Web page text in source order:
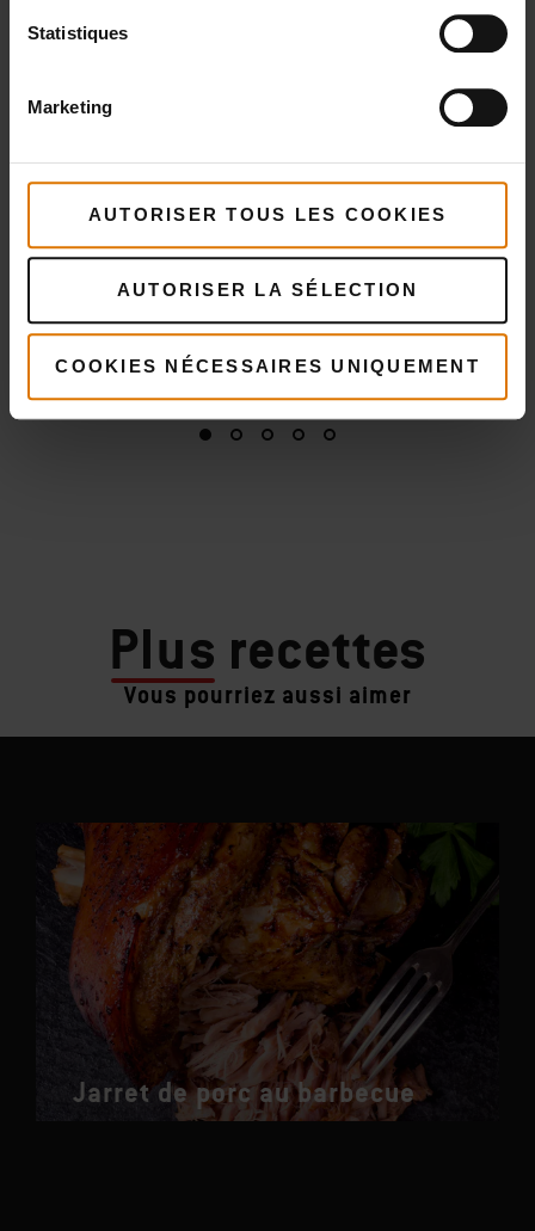
Statistiques
Marketing
AUTORISER TOUS LES COOKIES
AUTORISER LA SÉLECTION
COOKIES NÉCESSAIRES UNIQUEMENT
Cooker Ø 47
Voir
Plus recettes
Vous pourriez aussi aimer
Jarret de porc au barbecue